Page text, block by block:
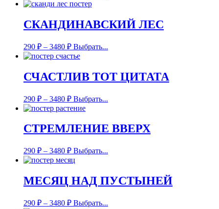
СКАНДИНАВСКИЙ ЛЕС
290 ₽ – 3480 ₽ Выбрать...
СЧАСТЛИВ ТОТ ЦИТАТА
290 ₽ – 3480 ₽ Выбрать...
СТРЕМЛЕНИЕ ВВЕРХ
290 ₽ – 3480 ₽ Выбрать...
МЕСЯЦ НАД ПУСТЫНЕЙ
290 ₽ – 3480 ₽ Выбрать...